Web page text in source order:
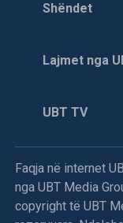
Shëndet
Lajmet nga
UBT TV
Faqja në internet
nga UBT Media
copyright të UBT